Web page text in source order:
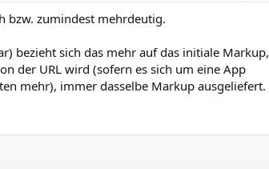
bzw. zumindest mehrdeutig.
bezieht sich das mehr auf das initiale Markup,
der URL wird (sofern es sich um eine App
mehr), immer dasselbe Markup ausgeliefert.